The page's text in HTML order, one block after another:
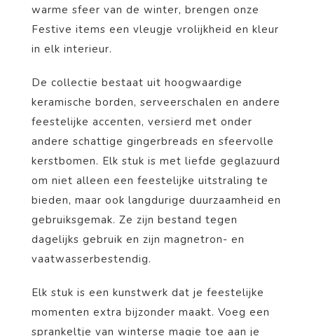
warme sfeer van de winter, brengen onze
Festive items een vleugje vrolijkheid en kleur
in elk interieur.
De collectie bestaat uit hoogwaardige
keramische borden, serveerschalen en andere
feestelijke accenten, versierd met onder
andere schattige gingerbreads en sfeervolle
kerstbomen. Elk stuk is met liefde geglazuurd
om niet alleen een feestelijke uitstraling te
bieden, maar ook langdurige duurzaamheid en
gebruiksgemak. Ze zijn bestand tegen
dagelijks gebruik en zijn magnetron- en
vaatwasserbestendig.
Elk stuk is een kunstwerk dat je feestelijke
momenten extra bijzonder maakt. Voeg een
sprankeltje van winterse magie toe aan je